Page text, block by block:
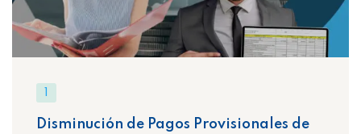
Disminución de Pagos Provisionales de